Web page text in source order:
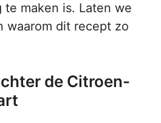
maken is. Laten we
waarom dit recept zo
de Citroen-